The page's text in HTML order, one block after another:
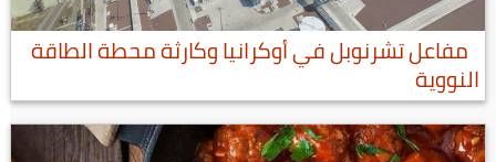
مفاعل تشرنوبل في أوكرانيا وكارثة محطة الطاقة
النووية